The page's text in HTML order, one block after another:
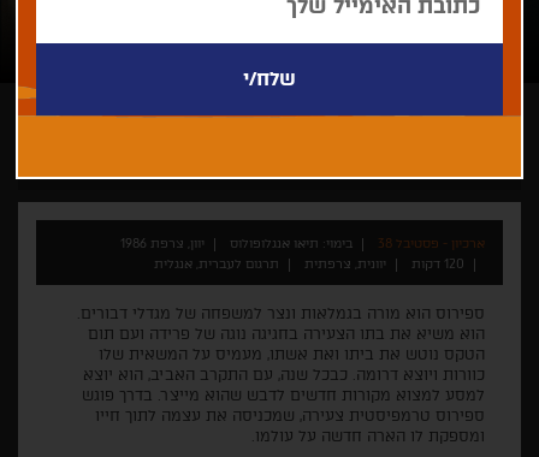
ארכיון - פסטיבל 38 בימוי: תיאו אנגלופולוס
יוון, צרפת 1986
120 דקות
יוונית, צרפתית תרגום לעברית, אנגלית
ספירוס הוא מורה בגמלאות ונצר למשפחה של מגדלי דבורים.
הוא משיא את בתו הצעירה בחגיגה נוגה של פרידה ועם תום
הטקס נוטש את ביתו ואת אשתו, מעמיס על המשאית שלו
כוורות ויוצא דרומה. כבכל שנה, עם התקרב האביב, הוא יוצא
למסע למצוא מקורות חדשים לדבש שהוא מייצר. בדרך פוגש
ספירוס טרמפיסטית צעירה, שמכניסה את עצמה לתוך חייו
ומספקת לו הארה חדשה על עולמו.